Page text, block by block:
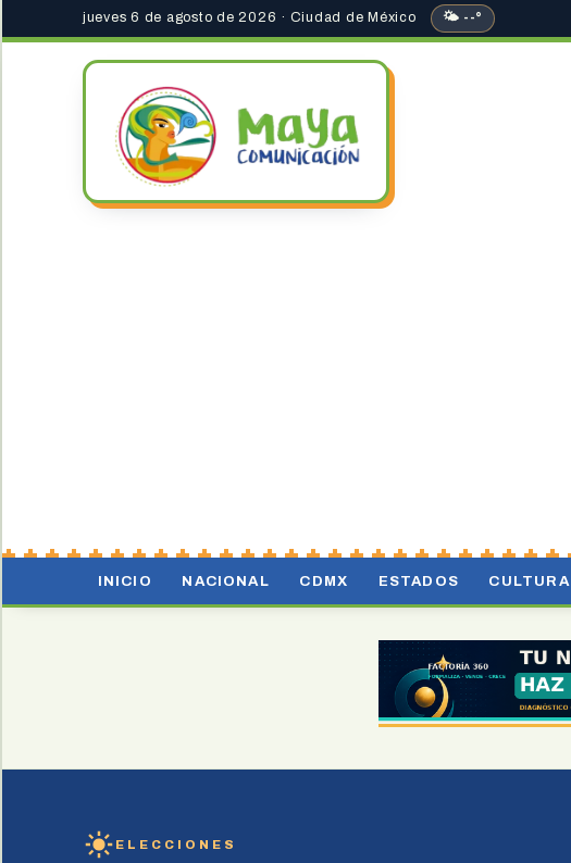
jueves 6 de agosto de 2026 · Ciudad de México 🌤 --°
INICIO NACIONAL CDMX ESTADOS CULTURA
ELECCIONES